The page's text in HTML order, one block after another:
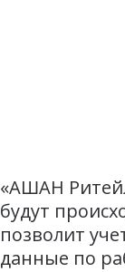
«АШАН
будут
позволит
данные по